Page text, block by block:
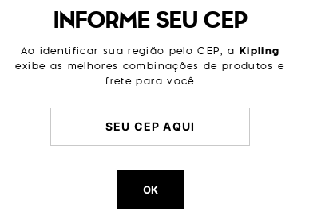
M é uma bolsa cheia
canetas. O
para dias
Cor
Modelo
Tamanho
Litragem
INFORME SEU CEP
Ao identificar sua região pelo CEP, a Kipling
exibe as melhores combinações de produtos e
frete para você
OK